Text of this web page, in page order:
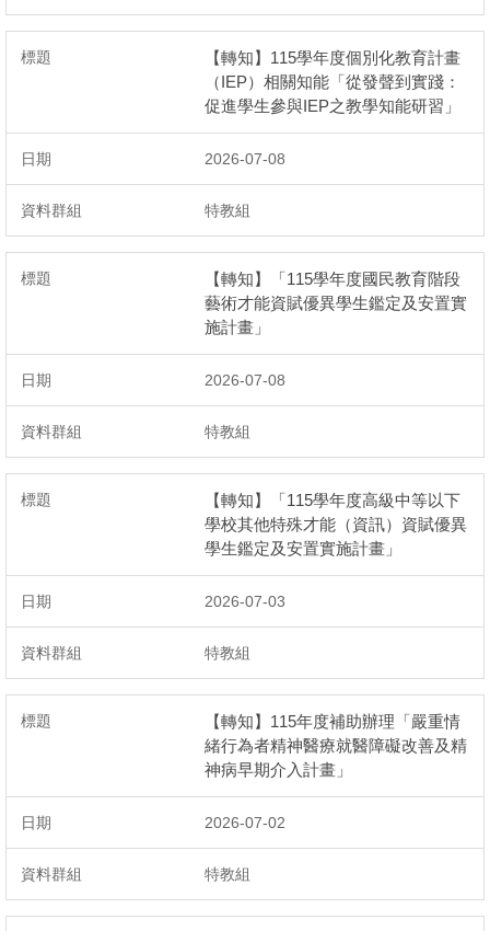
學生申訴及再申訴專區
學校特色課程
搶救分數大作戰(減C計畫)
環境教育
【轉知】115學年度個別化教育計畫
（IEP）相關知能「從發聲到實踐：
促進學生參與IEP之教學知能研習」
2026-07-08
特教組
【轉知】「115學年度國民教育階段
藝術才能資賦優異學生鑑定及安置實
施計畫」
2026-07-08
特教組
【轉知】「115學年度高級中等以下
學校其他特殊才能（資訊）資賦優異
學生鑑定及安置實施計畫」
2026-07-03
特教組
【轉知】115年度補助辦理「嚴重情
緒行為者精神醫療就醫障礙改善及精
神病早期介入計畫」
2026-07-02
特教組